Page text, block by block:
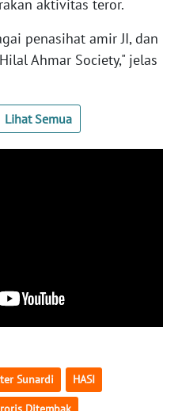
aktivitas teror.
penasihat amir JI, dan
Ahmar Society," jelas
Lihat Semua
Sunardi HASI